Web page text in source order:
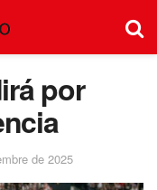
por
de 2025